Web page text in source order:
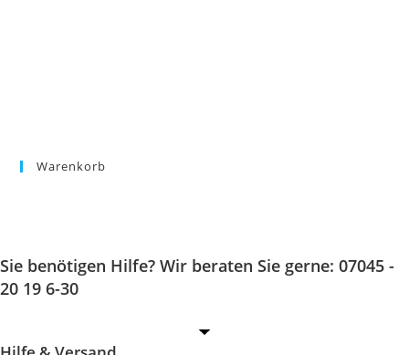
Warenkorb
Sie benötigen Hilfe? Wir beraten Sie gerne: 07045 -
20 19 6-30